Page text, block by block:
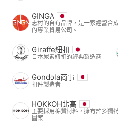
GINGA
志村的自有品牌，是一家經營合
的專業貿易公司。
Giraffe紐扣
日本尿素紐扣的經典製造商
Gondola商事
扣件製造者
HOKKOH北高
主要採用棉質材料，擁有許多獨
圖案